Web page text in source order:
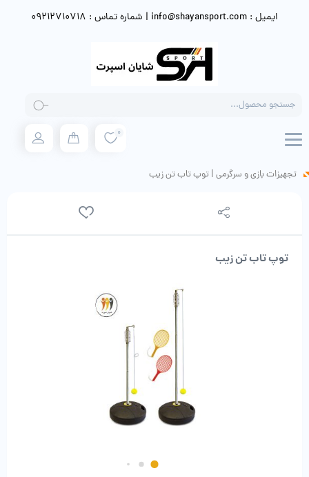
ایمیل : info@shayansport.com | شماره تماس : 09212710718
search
0
تجهیزات بازی و سرگرمی | توپ تاب تن زیب
توپ تاب تن زیب